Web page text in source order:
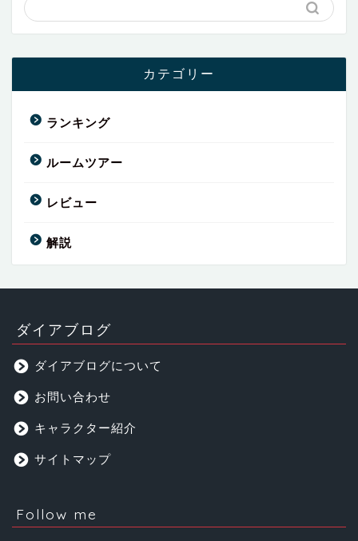
カテゴリー
ランキング
ルームツアー
レビュー
解説
ダイアブログ
ダイアブログについて
お問い合わせ
キャラクター紹介
サイトマップ
Follow me